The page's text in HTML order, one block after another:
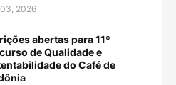
2026
abertas para 11º
de Qualidade e
do Café de